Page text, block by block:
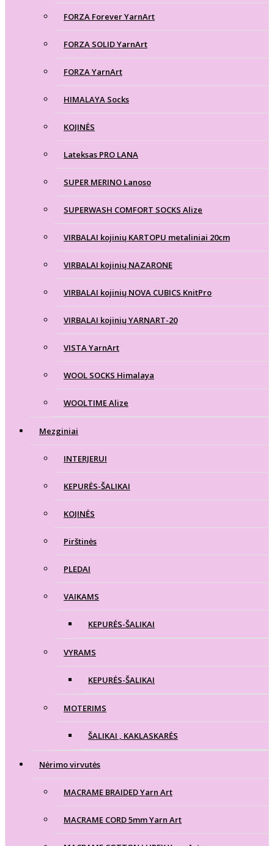
FORZA Forever YarnArt
FORZA SOLID YarnArt
FORZA YarnArt
HIMALAYA Socks
KOJINĖS
Lateksas PRO LANA
SUPER MERINO Lanoso
SUPERWASH COMFORT SOCKS Alize
VIRBALAI kojinių KARTOPU metaliniai 20cm
VIRBALAI kojinių NAZARONE
VIRBALAI kojinių NOVA CUBICS KnitPro
VIRBALAI kojinių YARNART-20
VISTA YarnArt
WOOL SOCKS Himalaya
WOOLTIME Alize
Mezginiai
INTERJERUI
KEPURĖS-ŠALIKAI
KOJINĖS
Pirštinės
PLEDAI
VAIKAMS
KEPURĖS-ŠALIKAI
VYRAMS
KEPURĖS-ŠALIKAI
MOTERIMS
ŠALIKAI , KAKLASKARĖS
Nėrimo virvutės
MACRAME BRAIDED Yarn Art
MACRAME CORD 5mm Yarn Art